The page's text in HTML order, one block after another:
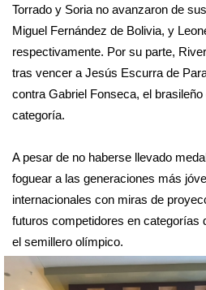
Torrado y Soria no avanzaron de
Miguel Fernández de Bolivia, y
respectivamente. Por su parte,
tras vencer a Jesús Escurra de
contra Gabriel Fonseca, el
categoría.
A pesar de no haberse llevado
foguear a las generaciones más
internacionales con miras de
futuros competidores en categorías
el semillero olímpico.